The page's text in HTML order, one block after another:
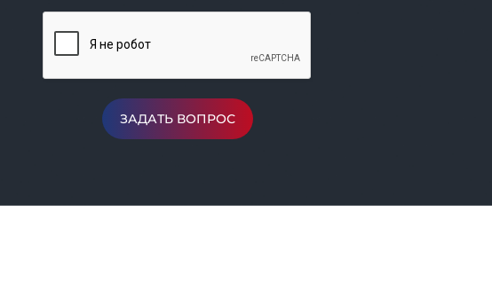
ЗАДАТЬ ВОПРОС